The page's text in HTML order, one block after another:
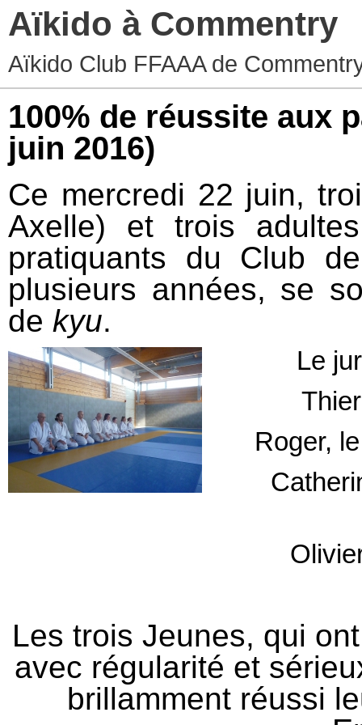
Aïkido à Commentry
Aïkido Club FFAAA de
100% de réussite aux
juin 2016)
Ce mercredi 22 juin,
Axelle) et trois
pratiquants du Club
plusieurs années, se
de kyu.
Le
Roger,
Les trois Jeunes, qui
avec régularité et
brillamment réussi